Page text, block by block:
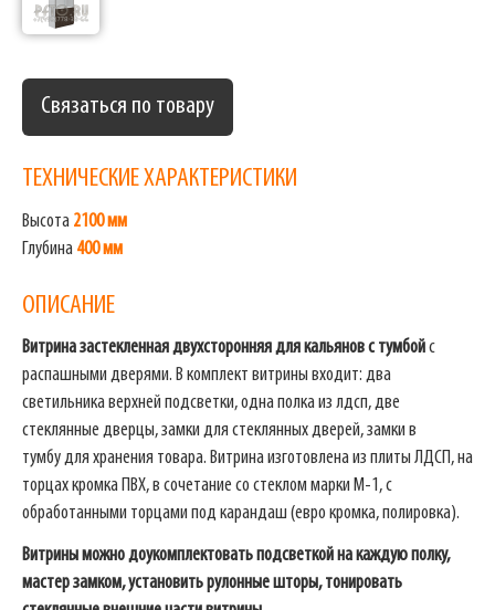
Связаться по товару
ТЕХНИЧЕСКИЕ ХАРАКТЕРИСТИКИ
Высота 2100 мм
Глубина 400 мм
ОПИСАНИЕ
Витрина застекленная двухсторонняя для кальянов с тумбойс
распашными дверями. В комплект витрины входит: два
светильника верхней подсветки, одна полка из лдсп, две
стеклянные дверцы, замки для стеклянных дверей, замки в
тумбу для хранения товара. Витрина изготовлена из плиты ЛДСП, на
торцах кромка ПВХ, в сочетание со стеклом марки М-1, с
обработанными торцами под карандаш (евро кромка, полировка).
Витрины можно доукомплектовать подсветкой на каждую полку,
мастер замком, установить рулонные шторы, тонировать